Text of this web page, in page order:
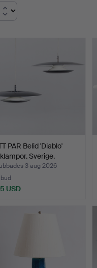
PAR Belid 'Diablo'
Sverige.
3 aug 2026
bud
USD